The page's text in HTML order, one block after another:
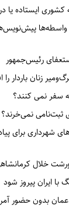
ایستاده یا
واسطه‌ها
رئیس‌جمهور
زنان باردار
سفر نمی کنند؟
ثبت‌نامی نمی‌خرند؟
شهرداری برای
خلال
با ایران پیروز شود
بدون حضور